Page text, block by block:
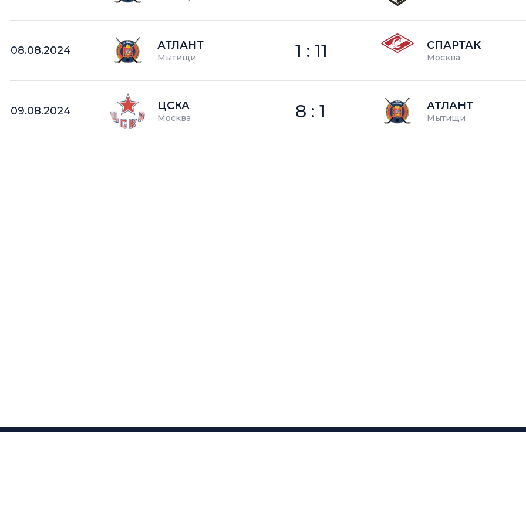
08.08.2024 АТЛАНТ
Мытищи 1 : 11 СПАРТАК
Москва
09.08.2024 ЦСКА
Москва 8 : 1 АТЛАНТ
Мытищи